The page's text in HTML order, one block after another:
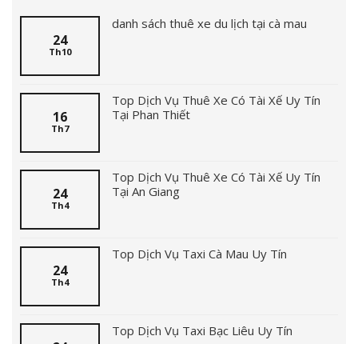
24
Th10
danh sách thuê xe du lịch tại cà mau
16
Th7
Top Dịch Vụ Thuê Xe Có Tài Xế Uy Tín
Tại Phan Thiết
24
Th4
Top Dịch Vụ Thuê Xe Có Tài Xế Uy Tín
Tại An Giang
24
Th4
Top Dịch Vụ Taxi Cà Mau Uy Tín
Top Dịch Vụ Taxi Bạc Liêu Uy Tín